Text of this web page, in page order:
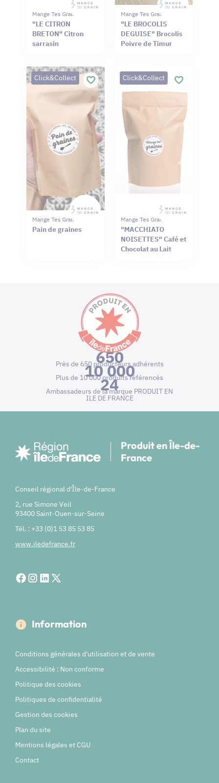
Mange Tes Graines
"LE CITRON
BRETON" Citron
sarrasin
Mange Tes Graines
"LE BROCOLIS
DEGUISE" Brocolis
Poivre de Timur
Click&Collect
Mange Tes Graines
Pain de graines
Click&Collect
Mange Tes Graines
"MACCHIATO
NOISETTES" Café et
Chocolat au Lait
650
Près de 650 producteurs adhérents
10 000
Plus de 10 000 produits référencés
24
Ambassadeurs de la marque PRODUIT EN
ILE DE FRANCE
Produit en Île-de-
France
Conseil régional d'Île-de-France
2, rue Simone Veil
93400 Saint-Ouen-sur-Seine
Tél. : +33 (0)1 53 85 53 85
www.iledefrance.fr
Information
Conditions générales d'utilisation et de vente
Accessibilité : Non conforme
Politique des cookies
Politiques de confidentialité
Gestion des cookies
Plan du site
Mentions légales et CGU
Contact